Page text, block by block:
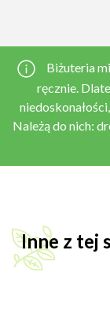
Biżuteria
ręcznie.
Należą do nich:
Inne z tej